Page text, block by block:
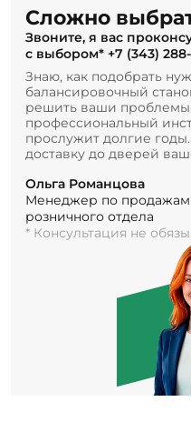
Сложно
Звоните, я вас
с выбором* +7 (343)
Знаю, как подобрать
балансировочный
решить ваши
профессиональный
прослужит долгие
доставку до дверей
Ольга Романцова
Менеджер по продажам
розничного отдела
* Консультация не